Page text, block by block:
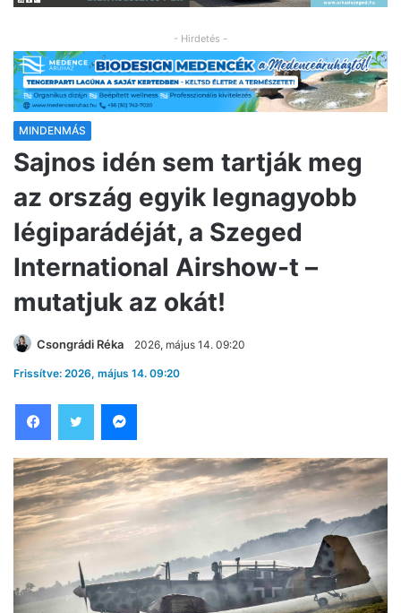
- Hirdetés -
MINDENMÁS
Sajnos idén sem tartják meg
az ország egyik legnagyobb
légiparádéját, a Szeged
International Airshow-t –
mutatjuk az okát!
Csongrádi Réka 2026, május 14. 09:20
Frissítve: 2026, május 14. 09:20